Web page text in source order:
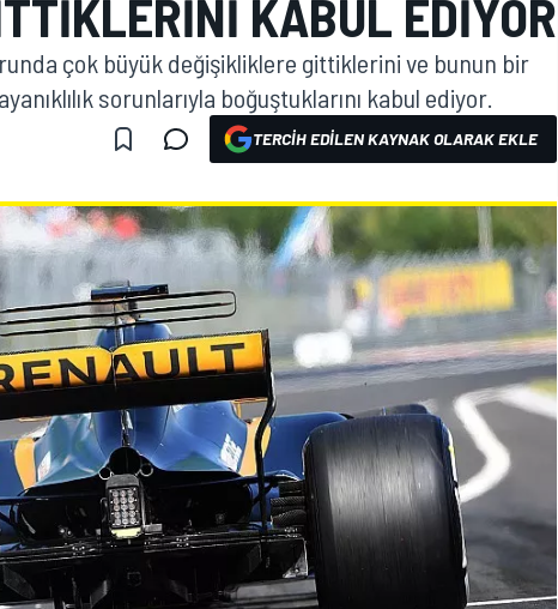
KABUL EDIYOR
çok büyük değişikliklere gittiklerini ve bunun bir
sorunlarıyla boğuştuklarını kabul ediyor.
TERCIH EDILEN KAYNAK OLARAK EKLE